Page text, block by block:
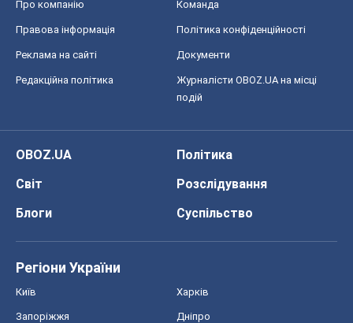
Про компанію Команда
Правова інформація Політика конфіденційності
Реклама на сайті Документи
Редакційна політика
Журналісти OBOZ.UA на місці
подій
OBOZ.UA
Політика
Світ
Розслідування
Блоги
Суспільство
Регіони України
Київ Харків
Запоріжжя Дніпро